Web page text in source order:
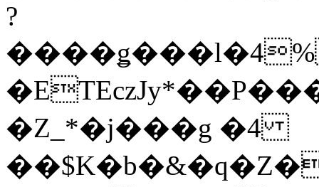
?
����ǥ���l�4%
�Z_*�j���g �4